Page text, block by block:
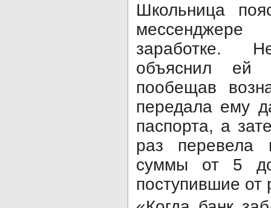
Школьница
заработке.
объяснил ей
пообещав
передала ему
паспорта, а
раз перевела
суммы от 5
поступившие